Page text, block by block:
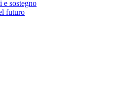
e sostegno
futuro